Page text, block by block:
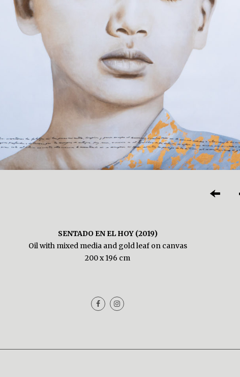
SENTADO EN EL HOY (2019)
Oil with mixed media and gold leaf on canvas
200 x 196 cm